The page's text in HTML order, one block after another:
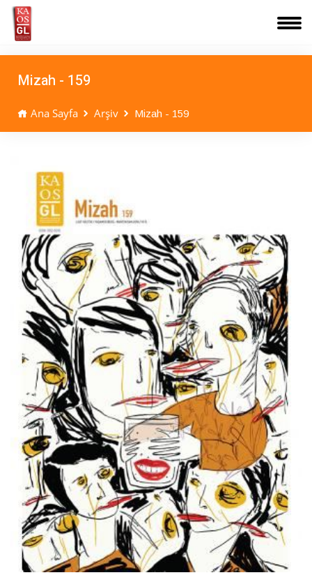
Mizah - 159
Ana Sayfa Arşiv Mizah - 159